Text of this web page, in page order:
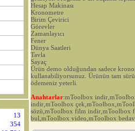
13
354
Hesap Makinası
Kronometre
Birim Çevirici
Görevler
Zamanlayıcı
Fener
Dünya Saatleri
Tavla
Sayaç
Ürün demo olduğundan sadece
kullanabiliyorsunuz. Ürünün tam
ödemeniz yeterli.
Anahtarlar:mToolbox
indir,mToolbox
sözü,mToolbox film indir,mToolbox
bul,mToolbox video,mToolbox